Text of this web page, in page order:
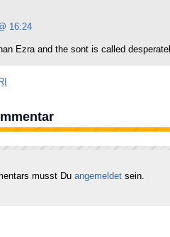
16:24
Ezra and the sont is called
musst Du angemeldet sein.